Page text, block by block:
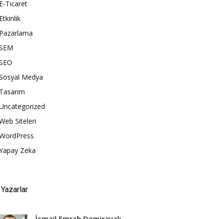
E-Ticaret
Etkinlik
Pazarlama
Medya
Tasarım
Siteleri
Zeka
Yazarlar